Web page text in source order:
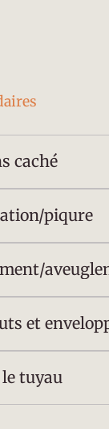
caché
piqure
et
tuyau